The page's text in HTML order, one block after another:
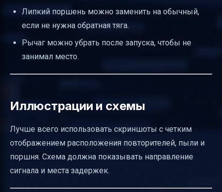
Липкий поршень можно заменить на обычный,
если не нужна обратная тяга.
Рычаг можно убрать после запуска, чтобы не
занимал место.
Иллюстрации и схемы
Лучше всего использовать скриншоты с четким
отображением расположения повторителей, пыли и
поршня. Схема должна показывать направление
сигнала и места задержек.